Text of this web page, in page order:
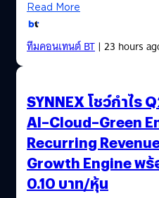
Read More
ทีมคอนเทนต์ BT| 23 hours
SYNNEX โชว์กำไร
AI–Cloud–Green
Recurring
Growth Engine พ
0.10 บาท/หุ้น